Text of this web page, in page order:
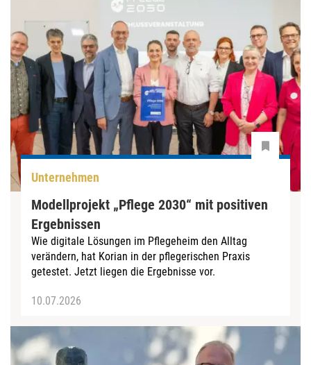
Unternehmen
Modellprojekt „Pflege 2030“ mit positiven
Ergebnissen
Wie digitale Lösungen im Pflegeheim den Alltag
verändern, hat Korian in der pflegerischen Praxis
getestet. Jetzt liegen die Ergebnisse vor.
10.07.2026